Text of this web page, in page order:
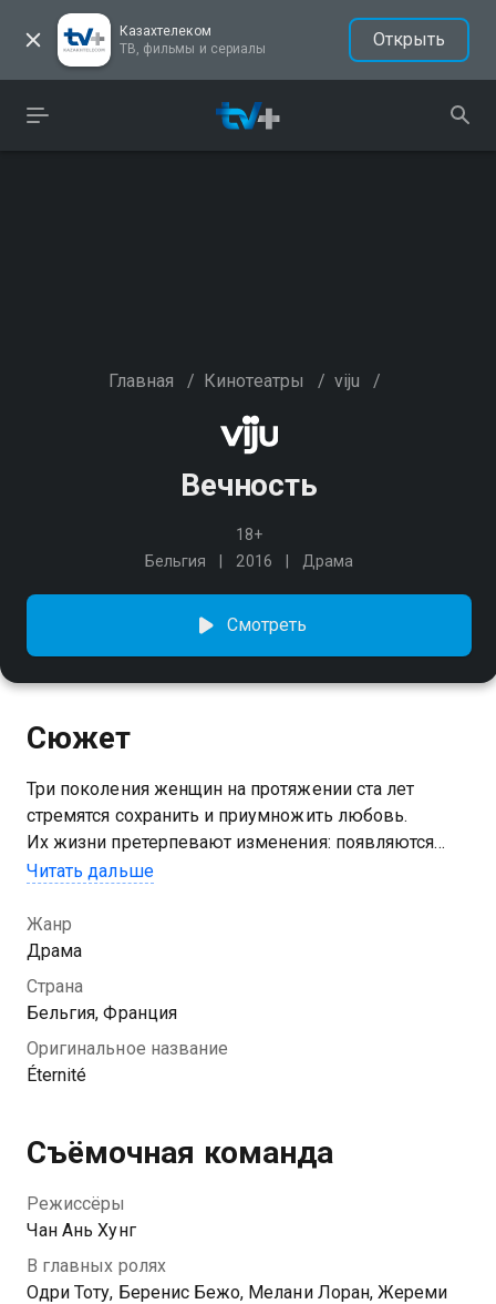
Казахтелеком
ТВ, фильмы и сериалы
Открыть
Главная / Кинотеатры / viju /
Вечность
18+
Бельгия
2016 Драма
Смотреть
Сюжет
Три поколения женщин на протяжении ста лет
стремятся сохранить и приумножить любовь.
Их жизни претерпевают изменения: появляются
новые люди и отношения, а красота уходит. Однако
Читать дальше
Жанр
Драма
Страна
Бельгия, Франция
Оригинальное название
Éternité
Съёмочная команда
Режиссёры
Чан Ань Хунг
В главных ролях
Одри Тоту, Беренис Бежо, Мелани Лоран, Жереми